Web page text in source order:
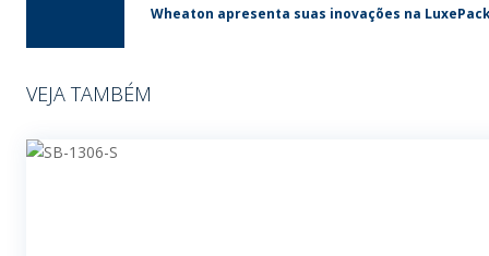
Wheaton apresenta suas inovações na
VEJA TAMBÉM